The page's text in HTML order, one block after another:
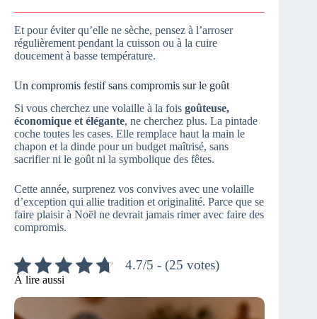
Et pour éviter qu’elle ne sèche, pensez à l’arroser
régulièrement pendant la cuisson ou à la cuire
doucement à basse température.
Un compromis festif sans compromis sur le goût
Si vous cherchez une volaille à la fois goûteuse,
économique et élégante, ne cherchez plus. La pintade
coche toutes les cases. Elle remplace haut la main le
chapon et la dinde pour un budget maîtrisé, sans
sacrifier ni le goût ni la symbolique des fêtes.
Cette année, surprenez vos convives avec une volaille
d’exception qui allie tradition et originalité. Parce que se
faire plaisir à Noël ne devrait jamais rimer avec faire des
compromis.
4.7/5 - (25 votes)
À lire aussi